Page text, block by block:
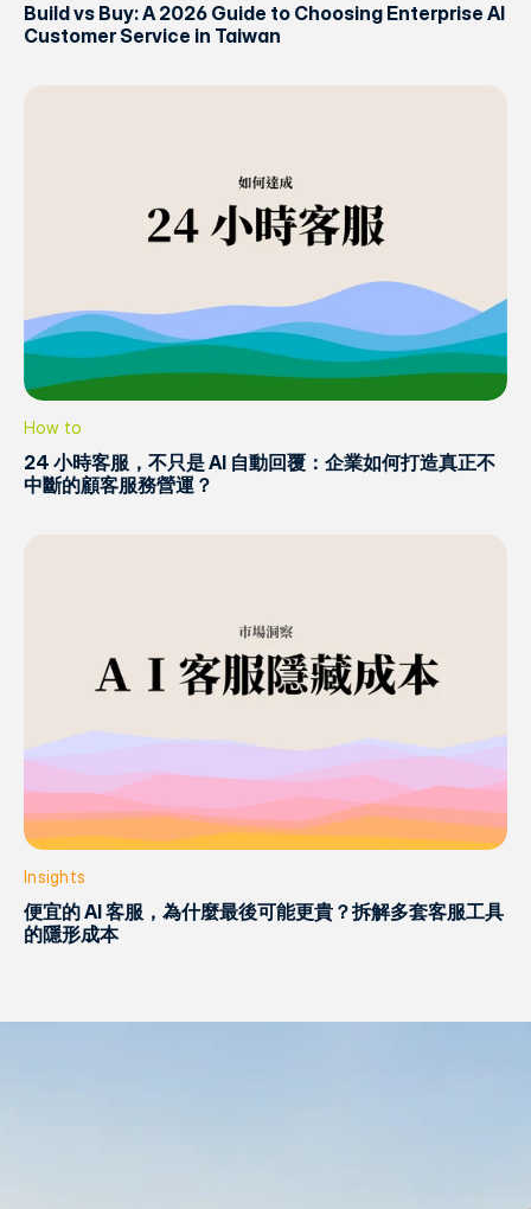
Build vs Buy: A 2026 Guide to Choosing Enterprise AI
Customer Service in Taiwan
How to
24 小時客服，不只是 AI 自動回覆：企業如何打造真正不
中斷的顧客服務營運？
Insights
便宜的 AI 客服，為什麼最後可能更貴？拆解多套客服工具
的隱形成本